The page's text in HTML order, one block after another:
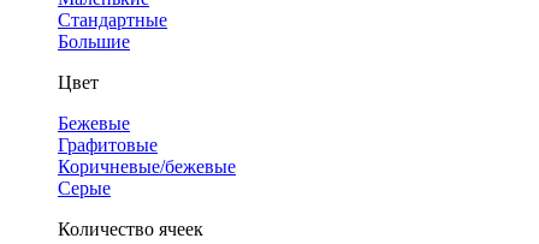
Стандартные
Большие
Цвет
Бежевые
Графитовые
Коричневые/бежевые
Серые
Количество ячеек